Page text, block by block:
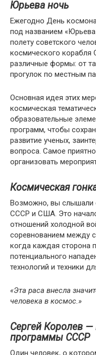
Юрьева ночь
Ежегодно День
под названием
полету советского
космического
различные формы: от
прогулок по местным
Основная идея этих
космическая
образовательные
программ, чтобы
развитие ученых,
вопроса. Самое
организовать
Космическая
Возможно, вы слышали
СССР и США. Это
отношений холодной
соревнованием между
когда каждая сторона
потенциального
технологий и техники
«Эта раса внесла
человека в космос.»
Сергей Королев —
программы СССР
Один человек, о